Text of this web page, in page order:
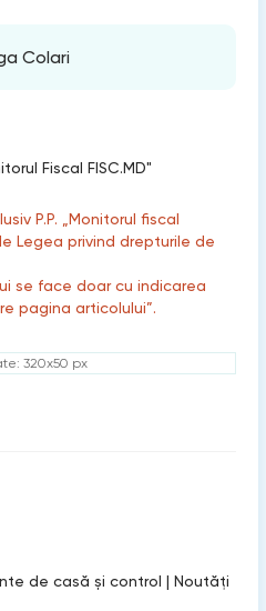
Colari
Fiscal FISC.MD"
P.P. „Monitorul fiscal
Legea privind drepturile de
se face doar cu indicarea
pagina articolului”.
320x50 px
de casă şi control | Noutăți